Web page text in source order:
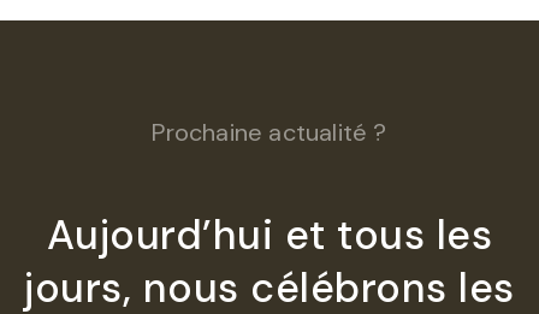
Prochaine actualité ?
Aujourd’hui et tous les
jours, nous célébrons les